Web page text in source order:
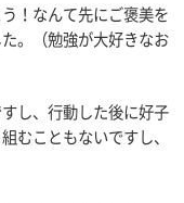
！なんて先にご褒美を
。（勉強が大好きなお
し、行動した後に好子
むこともないですし、